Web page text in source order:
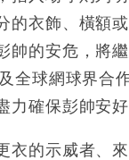
的衣飾、橫額
帥的安危，將
全球網球界合
力確保彭帥安好
衣的示威者、